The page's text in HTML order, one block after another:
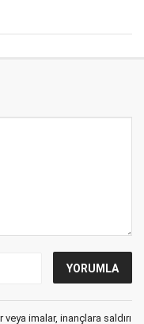
imalar, inançlara saldırı